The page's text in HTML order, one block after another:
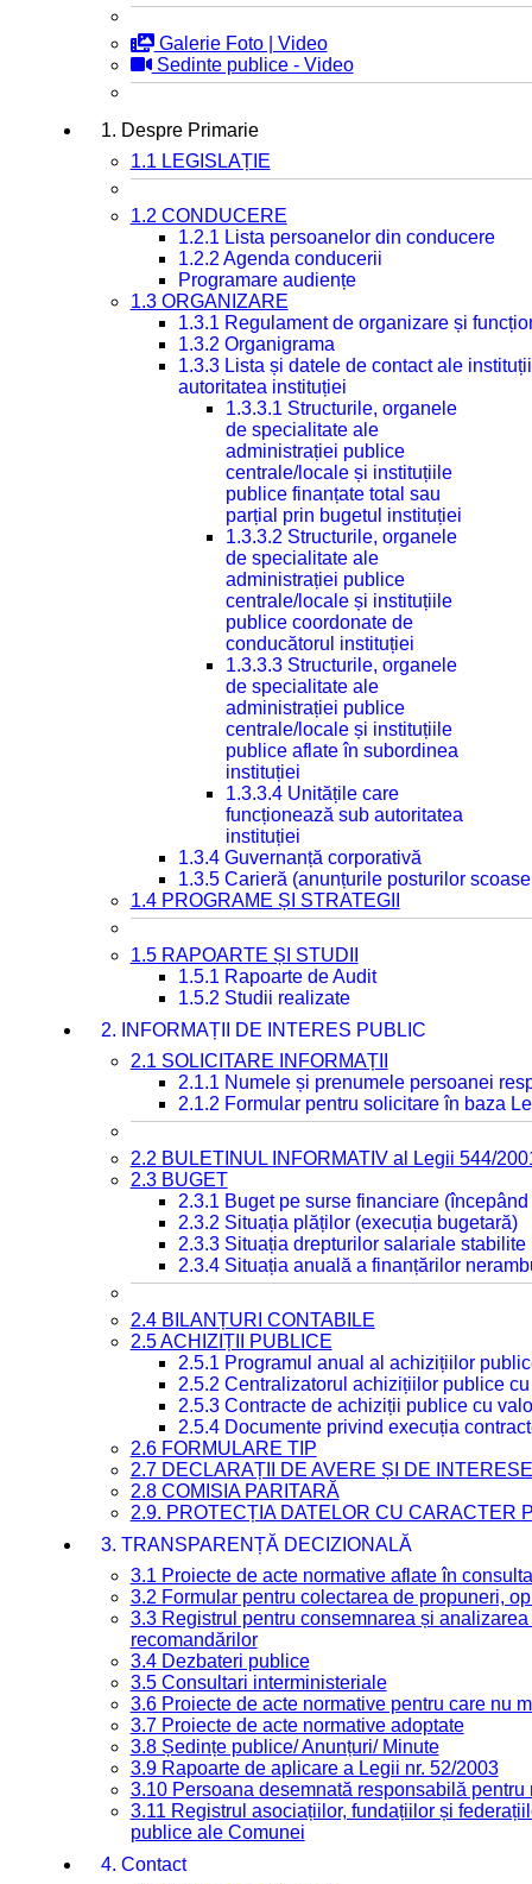
Galerie Foto | Video
Sedinte publice - Video
1. Despre Primarie
1.1 LEGISLAȚIE
1.2 CONDUCERE
1.2.1 Lista persoanelor din conducere
1.2.2 Agenda conducerii
Programare audiențe
1.3 ORGANIZARE
1.3.1 Regulament de organizare și
1.3.2 Organigrama
1.3.3 Lista și datele de contact ale
autoritatea instituției
1.3.3.1 Structurile, organele
de specialitate ale
administrației publice
centrale/locale și instituțiile
publice finanțate total sau
parțial prin bugetul instituției
1.3.3.2 Structurile, organele
de specialitate ale
administrației publice
centrale/locale și instituțiile
publice coordonate de
conducătorul instituției
1.3.3.3 Structurile, organele
de specialitate ale
administrației publice
centrale/locale și instituțiile
publice aflate în subordinea
instituției
1.3.3.4 Unitățile care
funcționează sub autoritatea
instituției
1.3.4 Guvernanță corporativă
1.3.5 Carieră (anunțurile posturilor
1.4 PROGRAME ȘI STRATEGII
1.5 RAPOARTE ȘI STUDII
1.5.1 Rapoarte de Audit
1.5.2 Studii realizate
2. INFORMAȚII DE INTERES PUBLIC
2.1 SOLICITARE INFORMAȚII
2.1.1 Numele și prenumele persoanei
2.1.2 Formular pentru solicitare în baza
2.2 BULETINUL INFORMATIV al Legii 544/
2.3 BUGET
2.3.1 Buget pe surse financiare
2.3.2 Situația plăților (execuția bugetară)
2.3.3 Situația drepturilor salariale
2.3.4 Situația anuală a finanțărilor
2.4 BILANȚURI CONTABILE
2.5 ACHIZIȚII PUBLICE
2.5.1 Programul anual al achizițiilor
2.5.2 Centralizatorul achizițiilor publice
2.5.3 Contracte de achiziții publice cu
2.5.4 Documente privind execuția
2.6 FORMULARE TIP
2.7 DECLARAȚII DE AVERE ȘI DE INTERESE
2.8 COMISIA PARITARĂ
2.9. PROTECȚIA DATELOR CU CARACTER
3. TRANSPARENȚĂ DECIZIONALĂ
3.1 Proiecte de acte normative aflate în
3.2 Formular pentru colectarea de propuneri,
3.3 Registrul pentru consemnarea și
recomandărilor
3.4 Dezbateri publice
3.5 Consultari interministeriale
3.6 Proiecte de acte normative pentru care nu
3.7 Proiecte de acte normative adoptate
3.8 Ședințe publice/ Anunțuri/ Minute
3.9 Rapoarte de aplicare a Legii nr. 52/2003
3.10 Persoana desemnată responsabilă
3.11 Registrul asociațiilor, fundațiilor și
publice ale Comunei
4. Contact